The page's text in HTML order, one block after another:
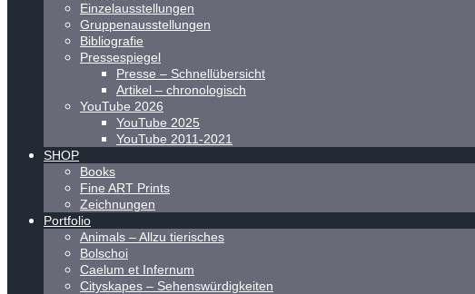
Einzelausstellungen
Gruppenausstellungen
Bibliografie
Pressespiegel
Presse – Schnellübersicht
Artikel – chronologisch
YouTube 2026
YouTube 2025
YouTube 2011-2021
SHOP
Books
Fine ART Prints
Zeichnungen
Portfolio
Animals – Allzu tierisches
Bolschoi
Caelum et Infernum
Cityskapes – Sehenswürdigkeiten